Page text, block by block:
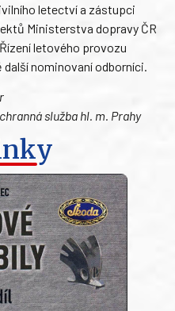
letectví a zástupci
Ministerstva dopravy ČR
letového provozu
nominovaní odborníci.
služba hl. m. Prahy